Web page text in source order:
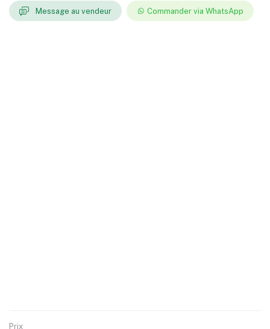
Message au vendeur
Commander via WhatsApp
Prix